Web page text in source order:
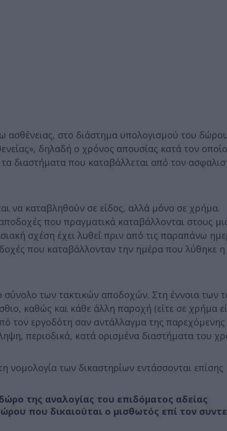
ασθένειας, στο διάστημα υπολογισμού του
δηλαδή ο χρόνος απουσίας κατά τον
διαστήματα που καταβάλλεται από τον
να καταβληθούν σε είδος, αλλά μόνο σε χρήμα.
που πραγματικά καταβάλλονται στους
σχέση έχει λυθεί πριν από τις παραπάνω
που καταβάλλονταν την ημέρα που λύθηκε η
σύνολο των τακτικών αποδοχών. Στη έννοια των
καθώς και κάθε άλλη παροχή (είτε σε χρήμα
τον εργοδότη σαν αντάλλαγμα της
περιοδικά, κατά ορισμένα διαστήματα του
των δικαστηρίων εντάσσονται επίσης
της αναλογίας του επιδόματος αδείας
που δικαιούται ο μισθωτός επί τον